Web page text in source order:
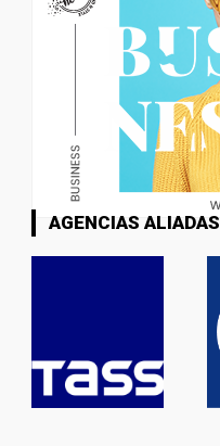
AGENCIAS ALIADAS